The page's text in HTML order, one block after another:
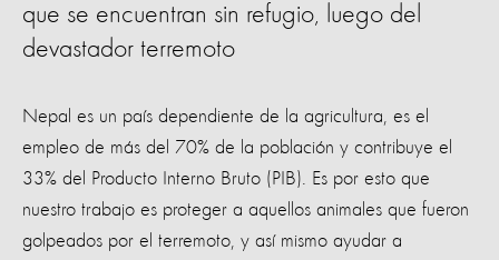
que se encuentran sin refugio, luego del
devastador terremoto
Nepal es un país dependiente de la agricultura, es el
empleo de más del 70% de la población y contribuye el
33% del Producto Interno Bruto (PIB). Es por esto que
nuestro trabajo es proteger a aquellos animales que fueron
golpeados por el terremoto, y así mismo ayudar a